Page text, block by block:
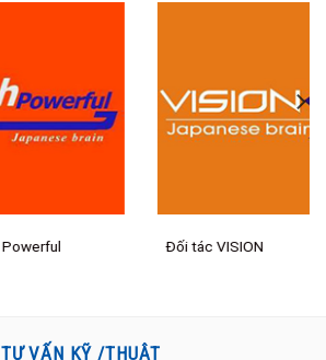
Đối tác VISION
TƯ VẤN KỸ /THUẬT